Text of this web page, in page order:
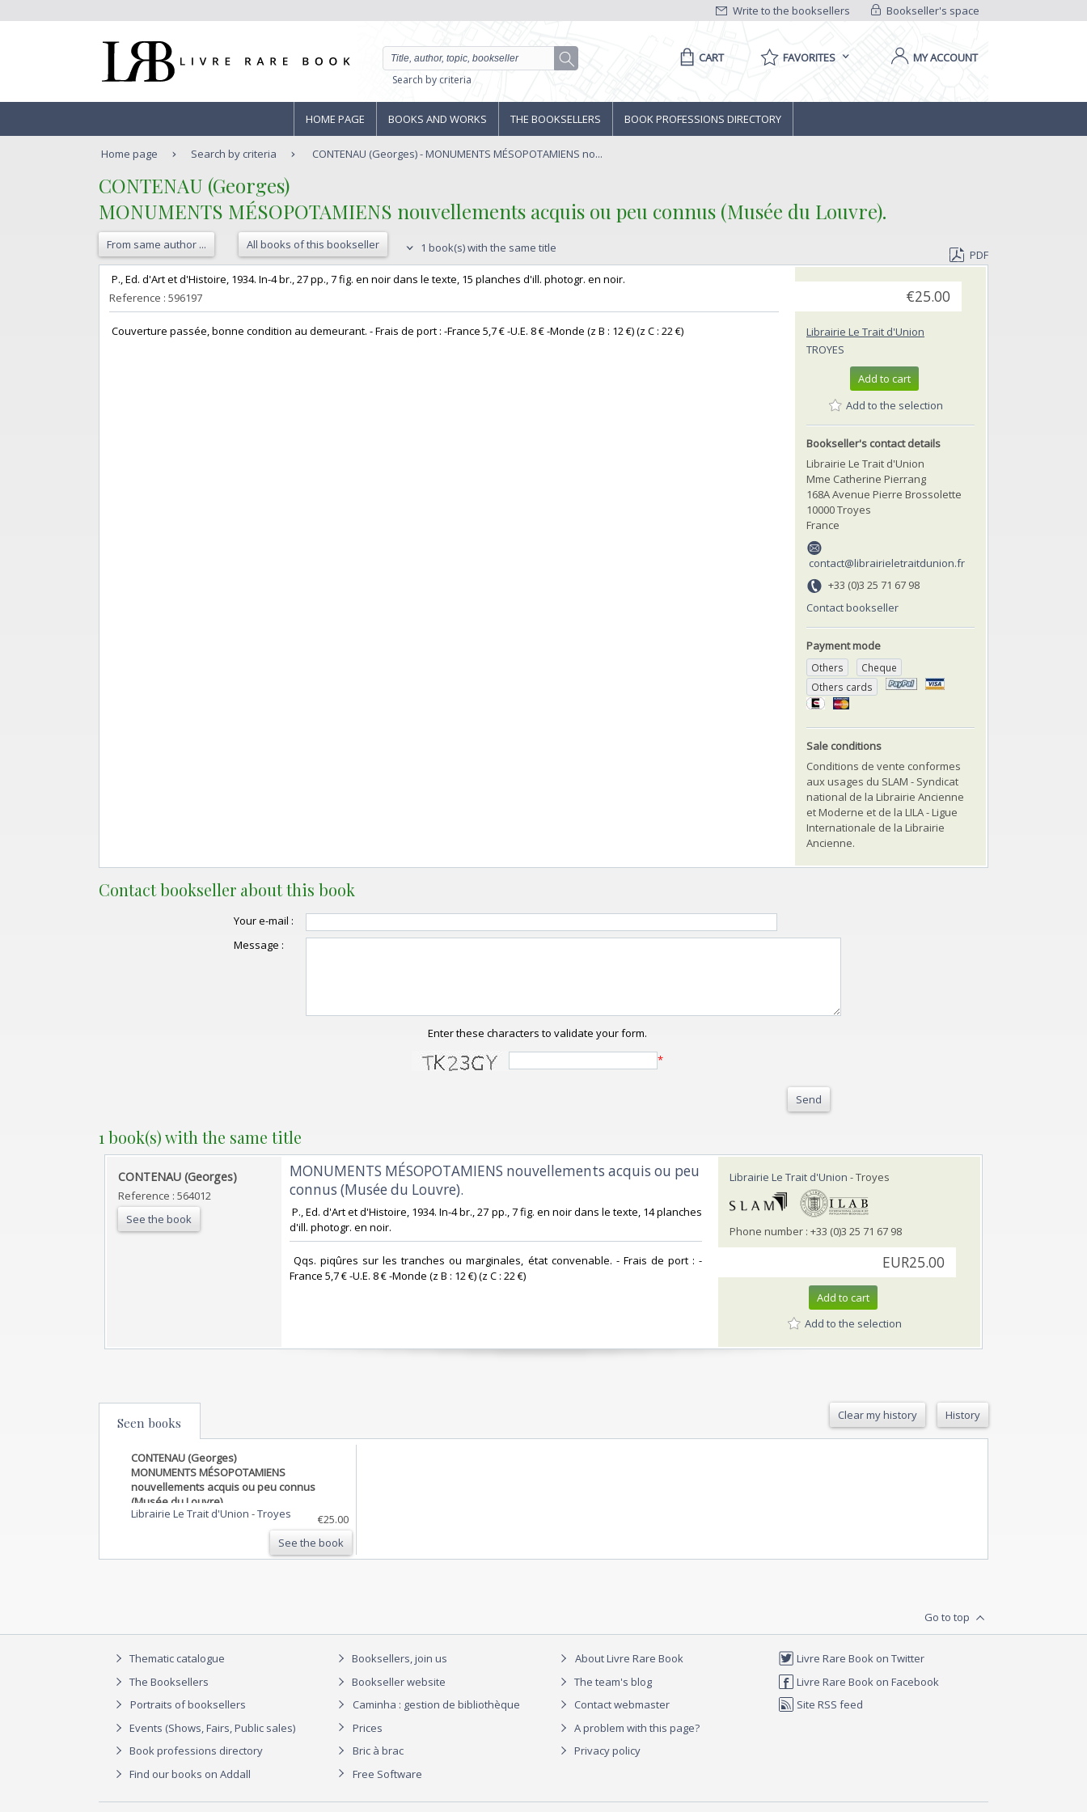
Bookseller's space
Write to the booksellers
Search by criteria
CART FAVORITES MY ACCOUNT
HOME PAGE BOOKS AND WORKS THE BOOKSELLERS BOOK PROFESSIONS DIRECTORY
Home page Search by criteria CONTENAU (Georges) - MONUMENTS MÉSOPOTAMIENS no...
‎CONTENAU (Georges)‎
‎MONUMENTS MÉSOPOTAMIENS nouvellements acquis ou peu connus (Musée du Louvre).‎
From same author ... All books of this bookseller 1 book(s) with the same title
PDF
‎ P., Ed. d'Art et d'Histoire, 1934. In-4 br., 27 pp., 7 fig. en noir dans le texte, 15 planches d'ill. photogr. en noir. ‎
Reference : 596197
‎ Couverture passée, bonne condition au demeurant. - Frais de port : -France 5,7 € -U.E. 8 € -Monde (z B : 12 €) (z C : 22 €) ‎
€25.00
Librairie Le Trait d'Union
TROYES
Add to cart
Add to the selection
Bookseller's contact details
Librairie Le Trait d'Union
Mme Catherine Pierrang
168A Avenue Pierre Brossolette
10000 Troyes
France
contact@librairieletraitdunion.fr
+33 (0)3 25 71 67 98
Contact bookseller
Payment mode
Others
Cheque
Others cards
Sale conditions
Conditions de vente conformes
aux usages du SLAM - Syndicat
national de la Librairie Ancienne
et Moderne et de la LILA - Ligue
Internationale de la Librairie
Ancienne.
Contact bookseller about this book
Your e-mail :
Message :
Enter these characters to validate your form.
*
Send
1 book(s) with the same title
‎CONTENAU (Georges)‎
Reference : 564012
See the book
‎MONUMENTS MÉSOPOTAMIENS nouvellements acquis ou peu
connus (Musée du Louvre).‎
‎ P., Ed. d'Art et d'Histoire, 1934. In-4 br., 27 pp., 7 fig. en noir dans le texte, 14 planches
d'ill. photogr. en noir. ‎
‎ Qqs. piqûres sur les tranches ou marginales, état convenable. - Frais de port : -
France 5,7 € -U.E. 8 € -Monde (z B : 12 €) (z C : 22 €) ‎
Librairie Le Trait d'Union - Troyes
Phone number : +33 (0)3 25 71 67 98
EUR25.00
Add to cart
Add to the selection
Seen books Clear my history History
CONTENAU (Georges)
MONUMENTS MÉSOPOTAMIENS
nouvellements acquis ou peu connus
(Musée du Louvre).
Librairie Le Trait d'Union -Troyes
€25.00
See the book
Go to top
Thematic catalogue
The Booksellers
Portraits of booksellers
Events (Shows, Fairs, Public sales)
Book professions directory
Find our books on Addall
Booksellers, join us
Bookseller website
Caminha : gestion de bibliothèque
Prices
Bric à brac
Free Software
About Livre Rare Book
The team's blog
Contact webmaster
A problem with this page?
Privacy policy
Livre Rare Book on Twitter
Livre Rare Book on Facebook
Site RSS feed